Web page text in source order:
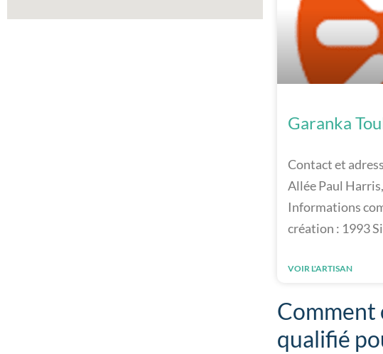
Garanka
Contact et
Allée Paul
Informations
création : 1993
VOIR L'ARTISAN
Comment
qualifié